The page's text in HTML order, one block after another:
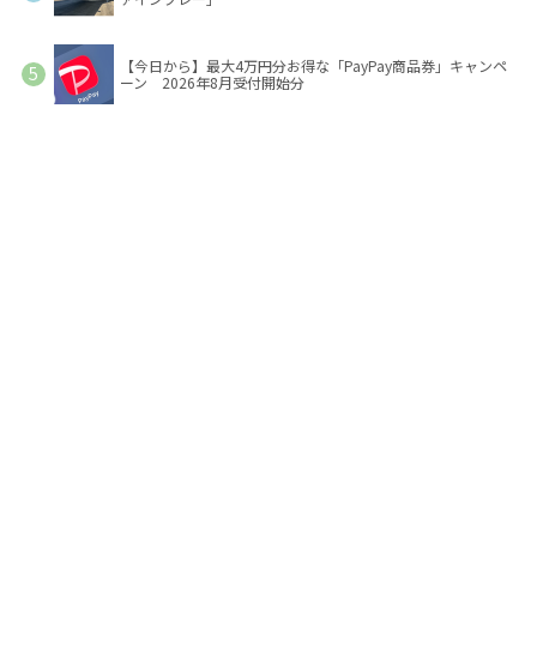
【今日から】最大4万円分お得な「PayPay商品券」キャンペ
ーン 2026年8月受付開始分